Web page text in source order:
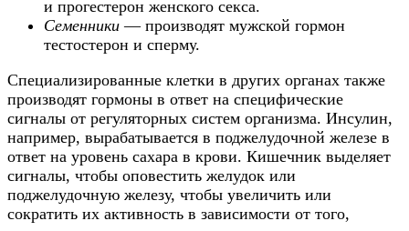
и прогестерон женского секса.
Семенники — производят мужской гормон
тестостерон и сперму.
Специализированные клетки в других органах также
производят гормоны в ответ на специфические
сигналы от регуляторных систем организма. Инсулин,
например, вырабатывается в поджелудочной железе в
ответ на уровень сахара в крови. Кишечник выделяет
сигналы, чтобы оповестить желудок или
поджелудочную железу, чтобы увеличить или
сократить их активность в зависимости от того,